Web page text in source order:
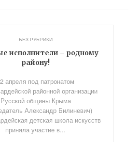
БЕЗ РУБРИКИ
исполнители – родному
району!
апреля под патронатом
районной организации
Русской общины Крыма
Александр Билиневич)
детская школа искусств
приняла участие в...